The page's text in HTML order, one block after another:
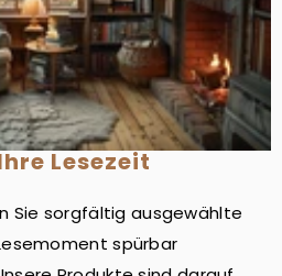
Lesezeit
Sie sorgfältig ausgewählte
spürbar